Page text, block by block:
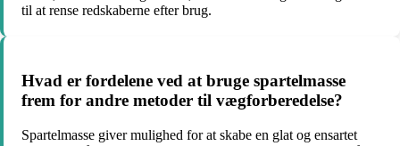
til at rense redskaberne efter brug.
Hvad er fordelene ved at bruge spartelmasse
frem for andre metoder til vægforberedelse?
Spartelmasse giver mulighed for at skabe en glat og ensartet